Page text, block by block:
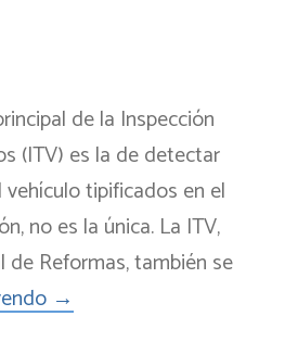
de la Inspección
(ITV) es la de detectar
tipificados en el
no es la única. La ITV,
de Reformas, también se
→